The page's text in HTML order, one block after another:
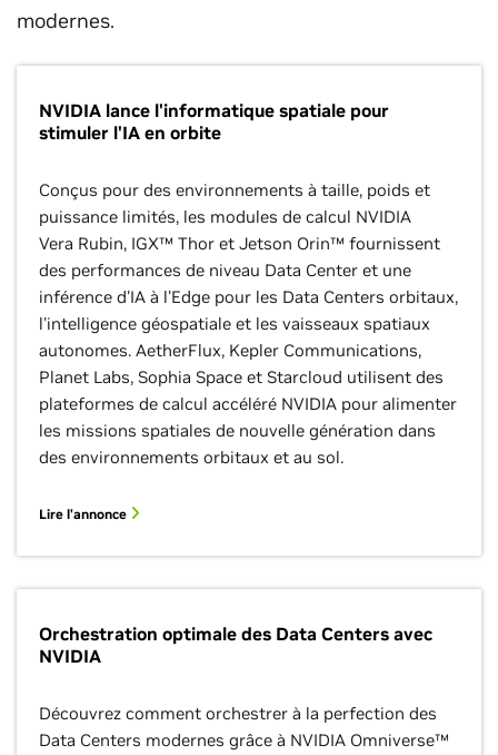
modernes.
NVIDIA lance l'informatique spatiale pour
stimuler l'IA en orbite
Conçus pour des environnements à taille, poids et
puissance limités, les modules de calcul NVIDIA
Vera Rubin, IGX™ Thor et Jetson Orin™ fournissent
des performances de niveau Data Center et une
inférence d'IA à l'Edge pour les Data Centers orbitaux,
l'intelligence géospatiale et les vaisseaux spatiaux
autonomes. AetherFlux, Kepler Communications,
Planet Labs, Sophia Space et Starcloud utilisent des
plateformes de calcul accéléré NVIDIA pour alimenter
les missions spatiales de nouvelle génération dans
des environnements orbitaux et au sol.
Lire l'annonce
Orchestration optimale des Data Centers avec
NVIDIA
Découvrez comment orchestrer à la perfection des
Data Centers modernes grâce à NVIDIA Omniverse™